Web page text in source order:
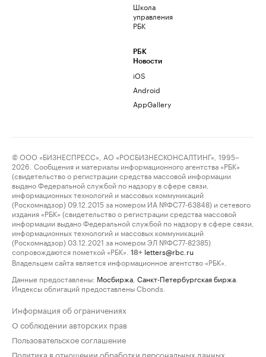
Школа
управления
РБК
РБК
Новости
iOS
Android
AppGallery
© ООО «БИЗНЕСПРЕСС», АО «РОСБИЗНЕСКОНСАЛТИНГ», 1995–
2026. Сообщения и материалы информационного агентства «РБК»
(свидетельство о регистрации средства массовой информации
выдано Федеральной службой по надзору в сфере связи,
информационных технологий и массовых коммуникаций
(Роскомнадзор) 09.12.2015 за номером ИА №ФС77-63848) и сетевого
издания «РБК» (свидетельство о регистрации средства массовой
информации выдано Федеральной службой по надзору в сфере связи,
информационных технологий и массовых коммуникаций
(Роскомнадзор) 03.12.2021 за номером ЭЛ №ФС77-82385)
сопровождаются пометкой «РБК».
18+ letters@rbc.ru
Владельцем сайта является информационное агентство «РБК».
Данные предоставлены: Мосбиржа Санкт-Петербургская биржа
Индексы облигаций предоставлены Cbonds.
Информация об ограничениях
О соблюдении авторских прав
Пользовательское соглашение
Политика в отношении обработки персональных данных